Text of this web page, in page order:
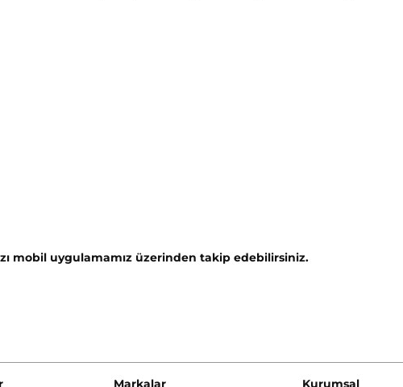
mobil uygulamamız üzerinden takip edebilirsiniz.
Markalar Kurumsal